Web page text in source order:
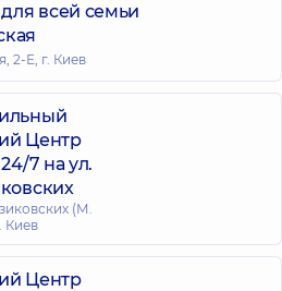
всей семьи
2-Е, г. Киев
Центр
7 на ул.
(М.
Киев
Центр